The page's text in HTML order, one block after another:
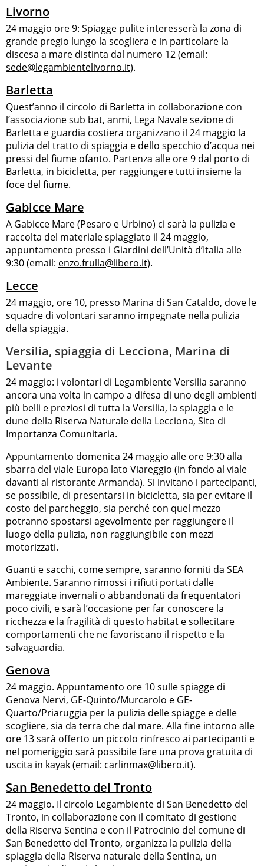
Livorno
24 maggio ore 9: Spiagge pulite interesserà la zona di
grande pregio lungo la scogliera e in particolare la
discesa a mare distinta dal numero 12 (email:
sede@legambientelivorno.it).
Barletta
Quest’anno il circolo di Barletta in collaborazione con
l’associazione sub bat, anmi, Lega Navale sezione di
Barletta e guardia costiera organizzano il 24 maggio la
pulizia del tratto di spiaggia e dello specchio d’acqua nei
pressi del fiume ofanto. Partenza alle ore 9 dal porto di
Barletta, in bicicletta, per raggiungere tutti insieme la
foce del fiume.
Gabicce Mare
A Gabicce Mare (Pesaro e Urbino) ci sarà la pulizia e
raccolta del materiale spiaggiato il 24 maggio,
appuntamento presso i Giardini dell’Unità d’Italia alle
9:30 (email: enzo.frulla@libero.it).
Lecce
24 maggio, ore 10, presso Marina di San Cataldo, dove le
squadre di volontari saranno impegnate nella pulizia
della spiaggia.
Versilia, spiaggia di Lecciona, Marina di
Levante
24 maggio: i volontari di Legambiente Versilia saranno
ancora una volta in campo a difesa di uno degli ambienti
più belli e preziosi di tutta la Versilia, la spiaggia e le
dune della Riserva Naturale della Lecciona, Sito di
Importanza Comunitaria.
Appuntamento domenica 24 maggio alle ore 9:30 alla
sbarra del viale Europa lato Viareggio (in fondo al viale
davanti al ristorante Armanda). Si invitano i partecipanti,
se possibile, di presentarsi in bicicletta, sia per evitare il
costo del parcheggio, sia perché con quel mezzo
potranno spostarsi agevolmente per raggiungere il
luogo della pulizia, non raggiungibile con mezzi
motorizzati.
Guanti e sacchi, come sempre, saranno forniti da SEA
Ambiente. Saranno rimossi i rifiuti portati dalle
mareggiate invernali o abbandonati da frequentatori
poco civili, e sarà l’occasione per far conoscere la
ricchezza e la fragilità di questo habitat e sollecitare
comportamenti che ne favoriscano il rispetto e la
salvaguardia.
Genova
24 maggio. Appuntamento ore 10 sulle spiagge di
Genova Nervi, GE-Quinto/Murcarolo e GE-
Quarto/Priaruggia per la pulizia delle spiagge e delle
scogliere, sia da terra che dal mare. Alla fine intorno alle
ore 13 sarà offerto un piccolo rinfresco ai partecipanti e
nel pomeriggio sarà possibile fare una prova gratuita di
uscita in kayak (email: carlinmax@libero.it).
San Benedetto del Tronto
24 maggio. Il circolo Legambiente di San Benedetto del
Tronto, in collaborazione con il comitato di gestione
della Riserva Sentina e con il Patrocinio del comune di
San Benedetto del Tronto, organizza la pulizia della
spiaggia della Riserva naturale della Sentina, un